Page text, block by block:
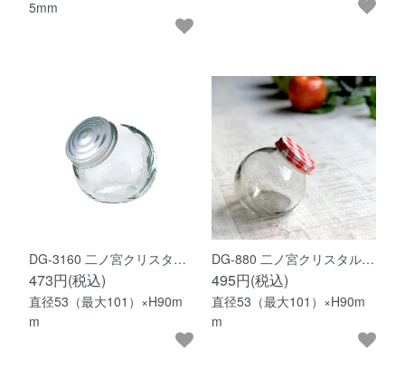
5mm
DG-3160 二ノ宮クリスタ…
473円(税込)
直径53（最大101）×H90m
m
DG-880 二ノ宮クリスタル…
495円(税込)
直径53（最大101）×H90m
m